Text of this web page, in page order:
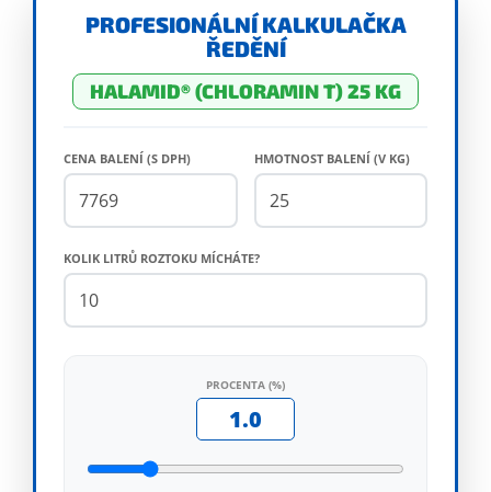
PROFESIONÁLNÍ KALKULAČKA
ŘEDĚNÍ
HALAMID® (CHLORAMIN T) 25 KG
CENA BALENÍ (S DPH) HMOTNOST BALENÍ (V KG)
KOLIK LITRŮ ROZTOKU MÍCHÁTE?
PROCENTA (%)